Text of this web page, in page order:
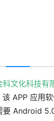
科文化科技有
APP 应用
Android